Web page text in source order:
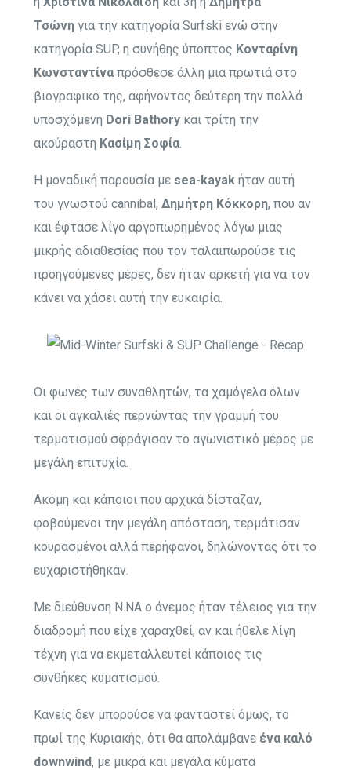
Τσώνηγια την κατηγορία Surfski ενώ στην
κατηγορία SUP, η συνήθης ύποπτος Κονταρίνη
Κωνσταντίναπρόσθεσε άλλη μια πρωτιά στο
βιογραφικό της, αφήνοντας δεύτερη την πολλά
υποσχόμενη Dori Bathoryκαι τρίτη την
ακούραστη Κασίμη Σοφία.
Η μοναδική παρουσία με sea-kayakήταν αυτή
του γνωστού cannibal, Δημήτρη Κόκκορη, που αν
και έφτασε λίγο αργοπωρημένος λόγω μιας
μικρής αδιαθεσίας που τον ταλαιπωρούσε τις
προηγούμενες μέρες, δεν ήταν αρκετή για να τον
κάνει να χάσει αυτή την ευκαιρία.
Οι φωνές των συναθλητών, τα χαμόγελα όλων
και οι αγκαλιές περνώντας την γραμμή του
τερματισμού σφράγισαν το αγωνιστικό μέρος με
μεγάλη επιτυχία.
Ακόμη και κάποιοι που αρχικά δίσταζαν,
φοβούμενοι την μεγάλη απόσταση, τερμάτισαν
κουρασμένοι αλλά περήφανοι, δηλώνοντας ότι το
ευχαριστήθηκαν.
Με διεύθυνση Ν.ΝΑ ο άνεμος ήταν τέλειος για την
διαδρομή που είχε χαραχθεί, αν και ήθελε λίγη
τέχνη για να εκμεταλλευτεί κάποιος τις
συνθήκες κυματισμού.
Κανείς δεν μπορούσε να φανταστεί όμως, το
πρωί της Κυριακής, ότι θα απολάμβανε ένα καλό
downwind, με μικρά και μεγάλα κύματα